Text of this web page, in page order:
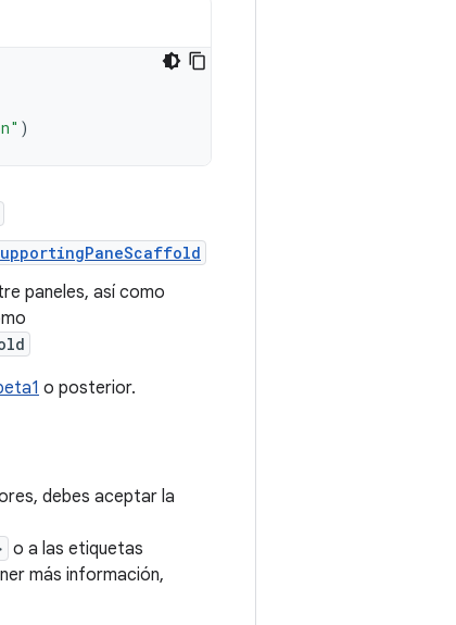
)
paneles, así como
o posterior.
debes aceptar la
o a las etiquetas
más información,